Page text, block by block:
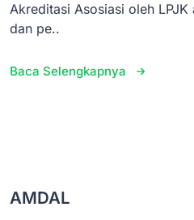
Akreditasi Asosiasi oleh
dan pe..
Baca Selengkapnya
AMDAL